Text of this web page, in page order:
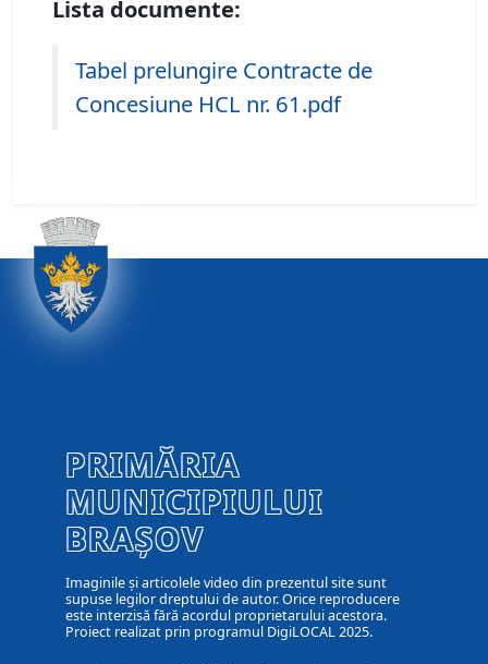
Lista documente:
Tabel prelungire Contracte de
Concesiune HCL nr. 61.pdf
PRIMĂRIA
MUNICIPIULUI
BRAȘOV
Imaginile și articolele video din prezentul site sunt
supuse legilor dreptului de autor. Orice reproducere
este interzisă fără acordul proprietarului acestora.
Proiect realizat prin programul DigiLOCAL 2025.